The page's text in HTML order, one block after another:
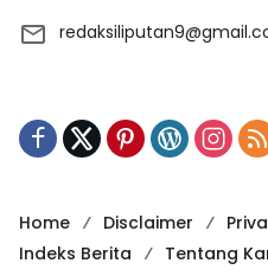
Home Disclaimer
Indeks Berita
Tentang